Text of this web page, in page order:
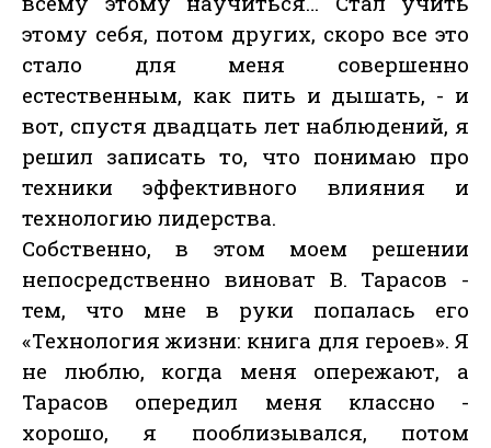
этому себя, потом других, скоро все это
стало для меня совершенно
естественным, как пить и дышать, - и
вот, спустя двадцать лет наблюдений, я
решил записать то, что понимаю про
техники эффективного влияния и
технологию лидерства.
Собственно, в этом моем решении
непосредственно виноват В. Тарасов -
тем, что мне в руки попалась его
«Технология жизни: книга для героев». Я
не люблю, когда меня опережают, а
Тарасов опередил меня классно -
хорошо, я пооблизывался, потом